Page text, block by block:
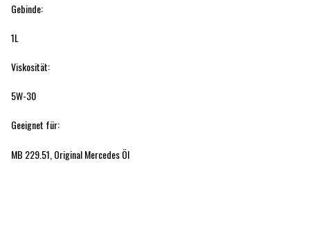
Gebinde:
1L
Viskosität:
5W-30
Geeignet für:
MB 229.51, Original Mercedes Öl